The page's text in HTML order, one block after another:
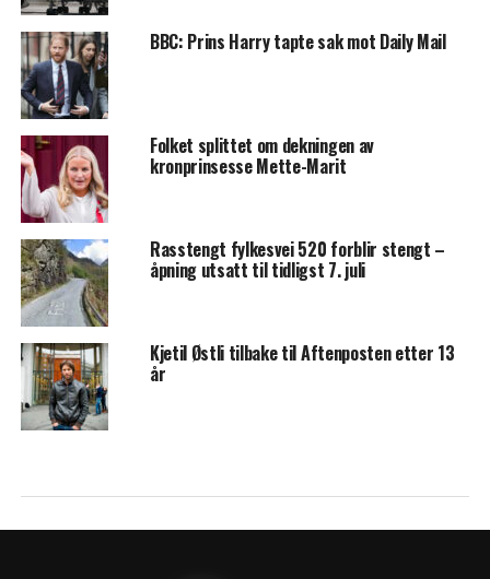
BBC: Prins Harry tapte sak mot Daily Mail
Folket splittet om dekningen av
kronprinsesse Mette-Marit
Rasstengt fylkesvei 520 forblir stengt –
åpning utsatt til tidligst 7. juli
Kjetil Østli tilbake til Aftenposten etter 13
år